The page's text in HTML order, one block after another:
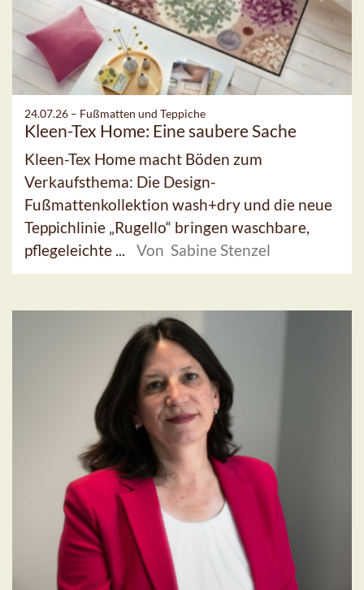
24.07.26 – Fußmatten und Teppiche
Kleen-Tex Home: Eine saubere Sache
Kleen-Tex Home macht Böden zum
Verkaufsthema: Die Design-
Fußmattenkollektion wash+dry und die neue
Teppichlinie „Rugello“ bringen waschbare,
pflegeleichte ...
Von Sabine Stenzel